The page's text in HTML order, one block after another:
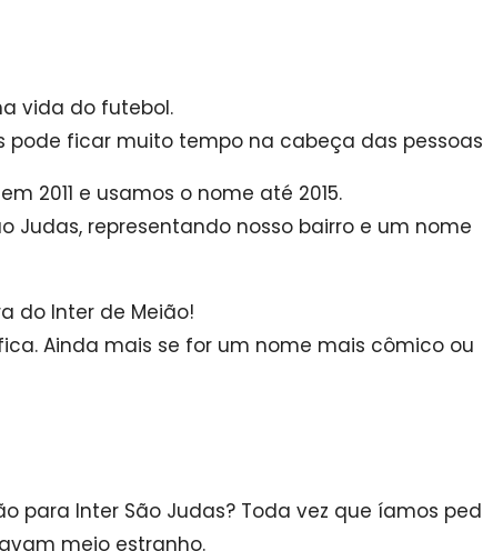
vida do futebol.
pode ficar muito tempo na cabeça das
2011 e usamos o nome até 2015.
Judas, representando nosso bairro e um nome
do Inter de Meião!
Ainda mais se for um nome mais cômico ou
para Inter São Judas? Toda vez que íamos
meio estranho.